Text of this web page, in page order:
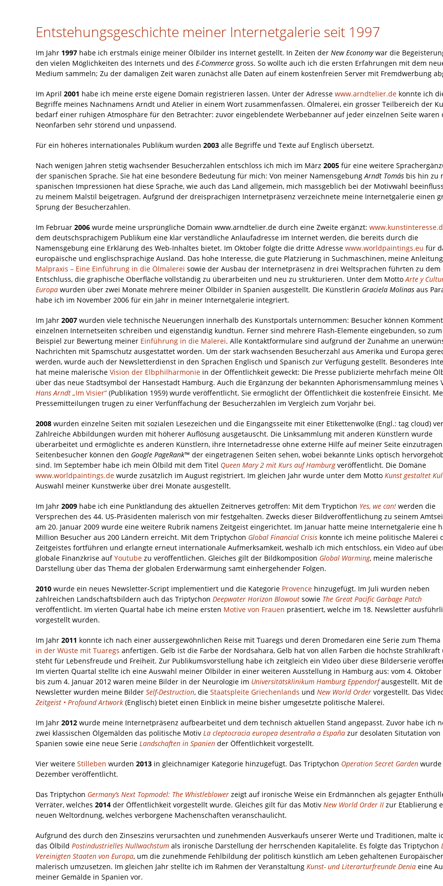
Entstehungsgeschichte meiner Internetgalerie seit 1997
Im Jahr 1997 habe ich erstmals einige meiner Ölbilder ins Internet gestellt. In Zeiten der New Economywar die
den vielen Möglichkeiten des Internets und des E-Commerce gross. So wollte auch ich die ersten Erfahrungen mit dem
Medium sammeln; Zu der damaligen Zeit waren zunächst alle Daten auf einem kostenfreien Server mit Fremdwerbung
Im April 2001 habe ich meine erste eigene Domain registrieren lassen. Unter der Adresse www.arndtelier.de konnte ich
Begriffe meines Nachnamens Arndt und Atelier in einem Wort zusammenfassen. Ölmalerei, ein grosser Teilbereich der
bedarf einer ruhigen Atmosphäre für den Betrachter: zuvor eingeblendete Werbebanner auf jeder einzelnen Seite waren
Neonfarben sehr störend und unpassend.
Für ein höheres internationales Publikum wurden 2003 alle Begriffe und Texte auf Englisch übersetzt.
Nach wenigen Jahren stetig wachsender Besucherzahlen entschloss ich mich im März 2005 für eine weitere
der spanischen Sprache. Sie hat eine besondere Bedeutung für mich: Von meiner Namensgebung Arndt Tomás bis hin zu
spanischen Impressionen hat diese Sprache, wie auch das Land allgemein, mich massgeblich bei der Motivwahl
zu meinem Malstil beigetragen. Aufgrund der dreisprachigen Internetpräsenz verzeichnete meine Internetgalerie einen
Sprung der Besucherzahlen.
Im Februar 2006 wurde meine ursprüngliche Domain www.arndtelier.de durch eine Zweite ergänzt:
dem deutschsprachigem Publikum eine klar verständliche Anlaufadresse im Internet werden, die bereits durch die
Namensgebung eine Erklärung des Web-Inhaltes bietet. Im Oktober folgte die dritte Adresse www.worldpaintings.eu für
europäische und englischsprachige Ausland. Das hohe Interesse, die gute Platzierung in Suchmaschinen, meine
Malpraxis – Eine Einführung in die Ölmalerei sowie der Ausbau der Internetpräsenz in drei Weltsprachen führten zu dem
Entschluss, die graphische Oberfläche vollständig zu überarbeiten und neu zu strukturieren. Unter dem Motto Arte y
Europa wurden über zwei Monate mehrere meiner Ölbilder in Spanien ausgestellt. Die Künstlerin Graciela Molinas aus
habe ich im November 2006 für ein Jahr in meiner Internetgalerie integriert.
Im Jahr 2007 wurden viele technische Neuerungen innerhalb des Kunstportals unternommen: Besucher können
einzelnen Internetseiten schreiben und eigenständig kundtun. Ferner sind mehrere Flash-Elemente eingebunden, so zum
Beispiel zur Bewertung meiner Einführung in die Malerei. Alle Kontaktformulare sind aufgrund der Zunahme an
Nachrichten mit Spamschutz ausgestattet worden. Um der stark wachsenden Besucherzahl aus Amerika und Europa
werden, wurde auch der Newsletterdienst in den Sprachen Englisch und Spanisch zur Verfügung gestellt. Besonderes
hat meine malerische Vision der Elbphilharmonie in der Öffentlichkeit geweckt: Die Presse publizierte mehrfach meine
über das neue Stadtsymbol der Hansestadt Hamburg. Auch die Ergänzung der bekannten Aphorismensammlung meines
Hans Arndt „Im Visier“ (Publikation 1959) wurde veröffentlicht. Sie ermöglicht der Öffentlichkeit die kostenfreie Einsicht.
Pressemitteilungen trugen zu einer Verfünffachung der Besucherzahlen im Vergleich zum Vorjahr bei.
2008 wurden einzelne Seiten mit sozialen Lesezeichen und die Eingangsseite mit einer Etikettenwolke (Engl.: tag cloud)
Zahlreiche Abbildungen wurden mit höherer Auflösung ausgetauscht. Die Linksammlung mit anderen Künstlern wurde
überarbeitet und ermöglichte es anderen Künstlern, ihre Internetadresse ohne externe Hilfe auf meiner Seite
Seitenbesucher können den Google PageRank™ der eingetragenen Seiten sehen, wobei bekannte Links optisch
sind. Im September habe ich mein Ölbild mit dem Titel Queen Mary 2 mit Kurs auf Hamburgveröffentlicht. Die Domäne
www.worldpaintings.de wurde zusätzlich im August registriert. Im gleichen Jahr wurde unter dem Motto Kunst gestaltet
Auswahl meiner Kunstwerke über drei Monate ausgestellt.
Im Jahr 2009 habe ich eine Punktlandung des aktuellen Zeitnerves getroffen: Mit dem Tryptichon Yes, we can! werden die
Versprechen des 44. US-Präsidenten malerisch von mir festgehalten. Zwecks dieser Bildveröffentlichung zu seinem
am 20. Januar 2009 wurde eine weitere Rubrik namens Zeitgeist eingerichtet. Im Januar hatte meine Internetgalerie eine
Million Besucher aus 200 Ländern erreicht. Mit dem Triptychon Global Financial Crisis konnte ich meine politische Malerei
Zeitgeistes fortführen und erlangte erneut internationale Aufmerksamkeit, weshalb ich mich entschloss, ein Video auf
globale Finanzkrise aufYoutube zu veröffentlichen. Gleiches gilt der Bildkomposition Global Warming, meine malerische
Darstellung über das Thema der globalen Erderwärmung samt einhergehender Folgen.
2010 wurde ein neues Newsletter-Script implementiert und die Kategorie Provence hinzugefügt. Im Juli wurden neben
zahlreichen Landschaftsbildern auch das Triptychon Deepwater Horizon Blowout sowie The Great Pacific Garbage Patch
veröffentlicht. Im vierten Quartal habe ich meine ersten Motive von Frauen präsentiert, welche im 18. Newsletter
vorgestellt wurden.
Im Jahr 2011 konnte ich nach einer aussergewöhnlichen Reise mit Tuaregs und deren Dromedaren eine Serie zum Thema
in der Wüste mit Tuaregs anfertigen. Gelb ist die Farbe der Nordsahara, Gelb hat von allen Farben die höchste Strahlkraft
steht für Lebensfreude und Freiheit. Zur Publikumsvorstellung habe ich zeitgleich ein Video über diese Bilderserie
Im vierten Quartal stellte ich eine Auswahl meiner Ölbilder in einer weiteren Ausstellung in Hamburg aus: vom 4. Oktober
bis zum 4. Januar 2012 waren meine Bilder in der Neurologie im Universitätsklinikum Hamburg Eppendorfausgestellt. Mit
Newsletter wurden meine Bilder Self-Destruction, die Staatspleite Griechenlands und New World Order vorgestellt. Das
Zeitgeist • Profound Artwork (Englisch) bietet einen Einblick in meine bisher umgesetzte politische Malerei.
Im Jahr 2012 wurde meine Internetpräsenz aufbearbeitet und dem technisch aktuellen Stand angepasst. Zuvor habe ich
zwei klassischen Ölgemälden das politische Motiv La cleptocracia europea desentraña a España zur desolaten Situtation von
Spanien sowie eine neue Serie Landschaften in Spanien der Öffentlichkeit vorgestellt.
Vier weitere Stilleben wurden 2013 in gleichnamiger Kategorie hinzugefügt. Das Triptychon Operation Secret Garden
Dezember veröffentlicht.
Das Triptychon Germany’s Next Topmodel: The Whistleblower zeigt auf ironische Weise ein Erdmännchen als gejagter
Verräter, welches 2014 der Öffentlichkeit vorgestellt wurde. Gleiches gilt für das Motiv New World Order II zur Etablierung
neuen Weltordnung, welches verborgene Machenschaften veranschaulicht.
Aufgrund des durch den Zinseszins verursachten und zunehmenden Ausverkaufs unserer Werte und Traditionen, malte
das Ölbild Postindustrielles Nullwachstum als ironische Darstellung der herrschenden Kapitalelite. Es folgte das Triptychon
Vereinigten Staaten von Europa, um die zunehmende Fehlbildung der politisch künstlich am Leben gehaltenen
malerisch umzusetzen. Im gleichen Jahr stellte ich im Rahmen der Veranstaltung Kunst- und Literarturfreunde Denia eine
meiner Gemälde in Spanien vor.